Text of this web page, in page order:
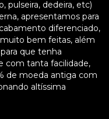
pulseira, dedeira, etc)
apresentamos para
diferenciado,
bem feitas, além
que tenha
com tanta facilidade,
de moeda antiga com
altíssima